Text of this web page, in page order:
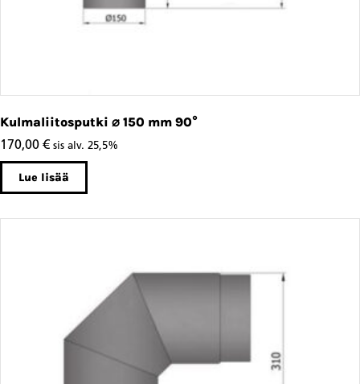
Kulmaliitosputki ⌀ 150 mm 90°
170,00 € sis alv. 25,5%
Lue lisää